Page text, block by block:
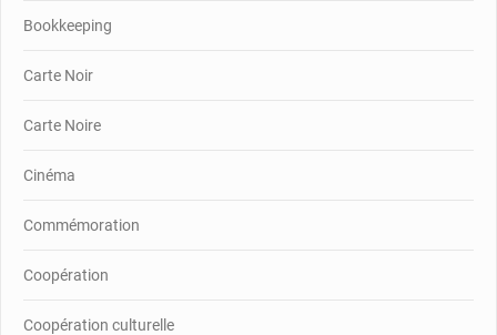
Bookkeeping
Carte Noir
Carte Noire
Cinéma
Commémoration
Coopération
Coopération culturelle